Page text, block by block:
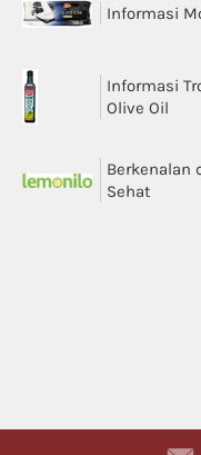
Informasi
Informasi
Olive Oil
Berkenalan
Sehat